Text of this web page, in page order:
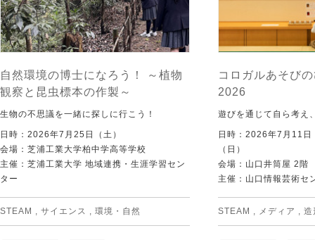
自然環境の博士になろう！ ～植物
観察と昆虫標本の作製～
生物の不思議を一緒に探しに行こう！
日時：2026年7月25日（土）
会場：芝浦工業大学柏中学高等学校
主催：芝浦工業大学 地域連携・生涯学習セン
ター
STEAM サイエンス 環境・自然
コロガルあそび
2026
遊びを通じて自ら考え
日時：2026年7月11
（日）
会場：山口井筒屋 2階
主催：山口情報芸術セ
STEAM メディア 造